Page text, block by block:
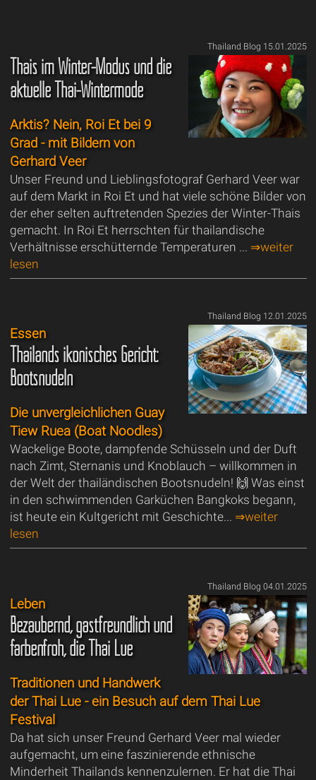
Thailand Blog 15.01.2025
Thais im Winter-Modus und die
aktuelle Thai-Wintermode
Arktis? Nein, Roi Et bei 9
Grad - mit Bildern von
Gerhard Veer
Unser Freund und Lieblingsfotograf Gerhard Veer war
auf dem Markt in Roi Et und hat viele schöne Bilder von
der eher selten auftretenden Spezies der Winter-Thais
gemacht. In Roi Et herrschten für thailandische
Verhältnisse erschütternde Temperaturen ... ⇒weiter
lesen
Thailand Blog 12.01.2025
Essen
Thailands ikonisches Gericht:
Bootsnudeln
Die unvergleichlichen Guay
Tiew Ruea (Boat Noodles)
Wackelige Boote, dampfende Schüsseln und der Duft
nach Zimt, Sternanis und Knoblauch – willkommen in
der Welt der thailändischen Bootsnudeln! 🙌 Was einst
in den schwimmenden Garküchen Bangkoks begann,
ist heute ein Kultgericht mit Geschichte... ⇒weiter
lesen
Thailand Blog 04.01.2025
Leben
Bezaubernd, gastfreundlich und
farbenfroh, die Thai Lue
Traditionen und Handwerk
der Thai Lue - ein Besuch auf dem Thai Lue
Festival
Da hat sich unser Freund Gerhard Veer mal wieder
aufgemacht, um eine faszinierende ethnische
Minderheit Thailands kennenzulernen. Er hat die Thai